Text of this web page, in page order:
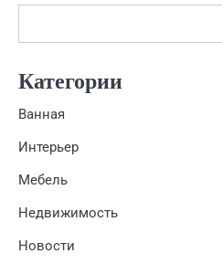
Категории
Ванная
Интерьер
Мебель
Недвижимость
Новости